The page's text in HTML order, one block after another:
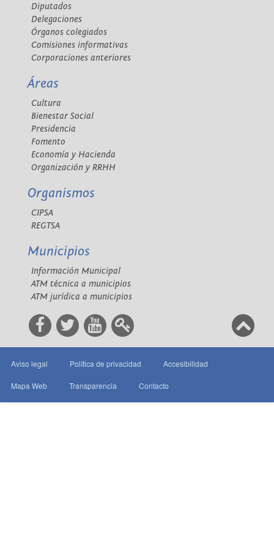
Diputados
Delegaciones
Órganos colegiados
Comisiones informativas
Corporaciones anteriores
Áreas
Cultura
Bienestar Social
Presidencia
Fomento
Economía y Hacienda
Organización y RRHH
Organismos
CIPSA
REGTSA
Municipios
Información Municipal
ATM técnica a municipios
ATM jurídica a municipios
Aviso legal Política de privacidad Accesibilidad
Mapa Web Transparencia Contacto